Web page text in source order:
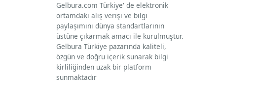
Gelbura.com Türkiye' de elektronik
ortamdaki alış verişi ve bilgi
paylaşımını dünya standartlarının
üstüne çıkarmak amacı ile kurulmuştur.
Gelbura Türkiye pazarında kaliteli,
özgün ve doğru içerik sunarak bilgi
kirliliğinden uzak bir platform
sunmaktadır